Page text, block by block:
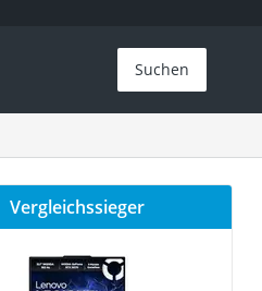
Suchen
Vergleichssieger